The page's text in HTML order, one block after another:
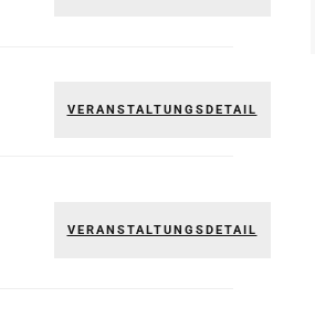
VERANSTALTUNGSDETAIL
VERANSTALTUNGSDETAIL